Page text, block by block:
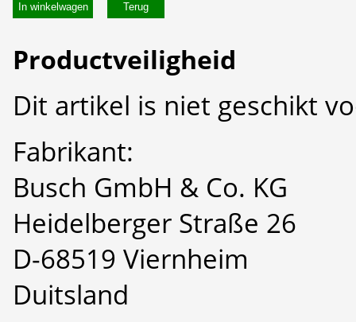
In winkelwagen
Productveiligheid
Dit artikel is niet geschikt
Fabrikant:
Busch GmbH & Co. KG
Heidelberger Straße 26
D-68519 Viernheim
Duitsland